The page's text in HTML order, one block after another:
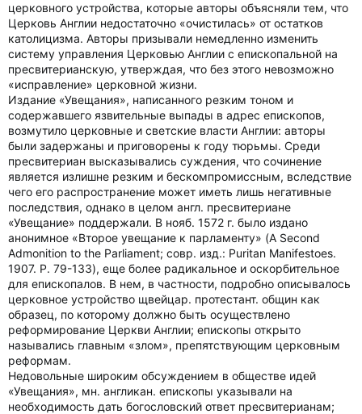
церковного устройства, которые авторы объясняли тем, что
Церковь Англии недостаточно «очистилась» от остатков
католицизма. Авторы призывали немедленно изменить
систему управления Церковью Англии с епископальной на
пресвитерианскую, утверждая, что без этого невозможно
«исправление» церковной жизни.
Издание «Увещания», написанного резким тоном и
содержавшего язвительные выпады в адрес епископов,
возмутило церковные и светские власти Англии: авторы
были задержаны и приговорены к году тюрьмы. Среди
пресвитериан высказывались суждения, что сочинение
является излишне резким и бескомпромиссным, вследствие
чего его распространение может иметь лишь негативные
последствия, однако в целом англ. пресвитериане
«Увещание» поддержали. В нояб. 1572 г. было издано
анонимное «Второе увещание к парламенту» (A Second
Admonition to the Parliament; совр. изд.: Puritan Manifestoes.
1907. P. 79-133), еще более радикальное и оскорбительное
для епископалов. В нем, в частности, подробно описывалось
церковное устройство щвейцар. протестант. общин как
образец, по которому должно быть осуществлено
реформирование Церкви Англии; епископы открыто
назывались главным «злом», препятствующим церковным
реформам.
Недовольные широким обсуждением в обществе идей
«Увещания», мн. англикан. епископы указывали на
необходимость дать богословский ответ пресвитерианам;